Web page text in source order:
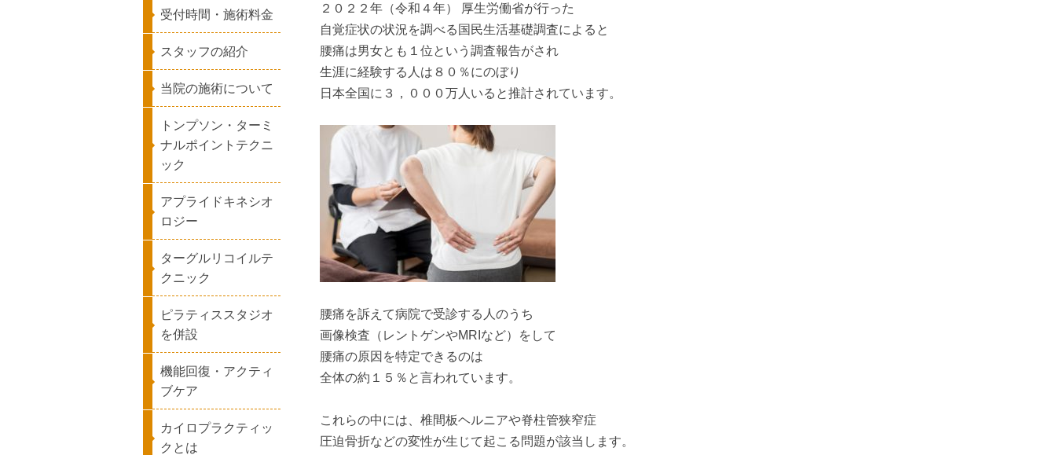
２０２２年（令和４年） 厚生労働省が行った
自覚症状の状況を調べる国民生活基礎調査によると
腰痛は男女とも１位という調査報告がされ
生涯に経験する人は８０％にのぼり
日本全国に３，０００万人いると推計されています。
腰痛を訴えて病院で受診する人のうち
画像検査（レントゲンやMRIなど）をして
腰痛の原因を特定できるのは
全体の約１５％と言われています。
これらの中には、椎間板ヘルニアや脊柱管狭窄症
圧迫骨折などの変性が生じて起こる問題が該当します。
受付時間・施術料金
スタッフの紹介
当院の施術について
トンプソン・ターミ
ナルポイントテクニ
ック
アプライドキネシオ
ロジー
ターグルリコイルテ
クニック
ピラティススタジオ
を併設
機能回復・アクティ
ブケア
カイロプラクティッ
クとは